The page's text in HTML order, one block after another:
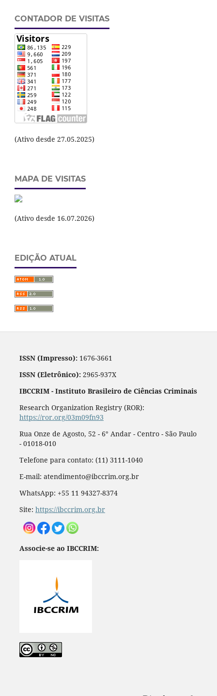
CONTADOR DE VISITAS
(Ativo desde 27.05.2025)
MAPA DE VISITAS
(Ativo desde 16.07.2026)
EDIÇÃO ATUAL
ISSN (Impresso):1676-3661
ISSN (Eletrônico):2965-937X
IBCCRIM - Instituto Brasileiro de Ciências Criminais
Research Organization Registry (ROR):
https://ror.org/03m09fn93
Rua Onze de Agosto, 52 - 6° Andar - Centro - São Paulo
- 01018-010
Telefone para contato: (11) 3111-1040
E-mail: atendimento@ibccrim.org.br
WhatsApp: +55 11 94327-8374
Site: https://ibccrim.org.br
Associe-se ao IBCCRIM: